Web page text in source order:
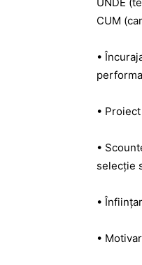
CUM
•
•
•
selecție
•
•